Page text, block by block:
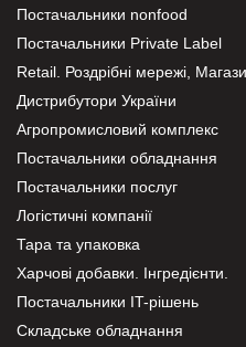
Постачальники nonfood
Постачальники Private Label
Retail. Роздрібні мережі,
Дистрибутори України
Агропромисловий комплекс
Постачальники обладнання
Постачальники послуг
Логістичні компанії
Тара та упаковка
Харчові добавки. Інгредієнти.
Постачальники IT-рішень
Складське обладнання